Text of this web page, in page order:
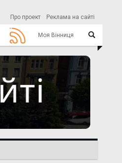
Про проект Реклама на сайті
Моя Вінниця